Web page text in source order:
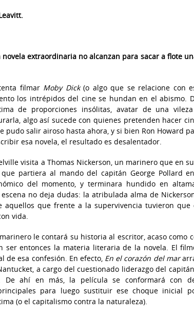
extraordinaria no alcanzan para sacar a flote
filmar Moby Dick(o algo que se relacione con
los intrépidos del cine se hundan en el abismo.
de proporciones insólitas, avatar de una vileza
algo así sucede con quienes pretenden hacer
salir airoso hasta ahora, y si bien Ron Howard
esa novela, el resultado es desalentador.
visita a Thomas Nickerson, un marinero que en
partiera al mando del capitán George Pollard
del momento, y terminara hundido en
no deja dudas: la atribulada alma de
aquellos que frente a la supervivencia tuvieron
vida.
le contará su historia al escritor, acaso como
ser entonces la materia literaria de la novela. El
de esa confesión. En efecto, En el corazón del mar
a cargo del cuestionado liderazgo del
De ahí en más, la película se conformará con
para luego sustituir ese choque inicial
(o el capitalismo contra la naturaleza).